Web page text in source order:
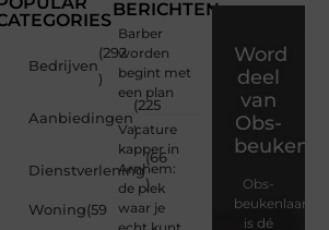
Bedrijven
(292
)
Aanbiedingen
(225
)
Dienstverlening
(66
)
Woning(59
BERICHTEN
Barber
worden
begint met
een plan
Vacature
kapper in
Arnhem:
de plek
waar je
Word
deel
van
Obs-
Obs-
beukenlaan.nl
is dé